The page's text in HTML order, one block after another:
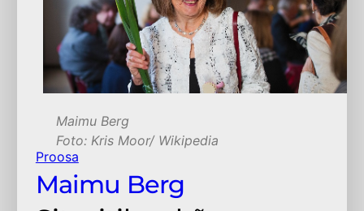
Maimu Berg
Foto: Kris Moor/ Wikipedia
Proosa
Maimu Berg